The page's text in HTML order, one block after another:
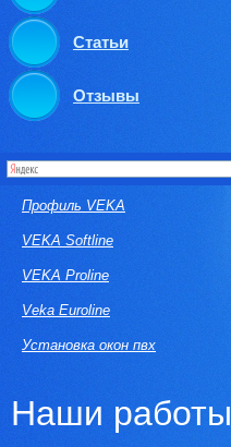
Статьи
Отзывы
Профиль VEKA
VEKA Softline
VEKA Proline
Veka Euroline
Установка окон пвх
Наши работы